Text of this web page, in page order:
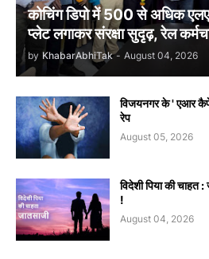
कोचिंग डिपो में 500 से अधिक
प्लेट लगाकर संरक्षा सुदृढ़, रेल
by KhabarAbhiTak - August 04, 2026
विजयनगर के ' एआर कैफे
रेप
August 05, 2026
विदेशी पिया की
!
August 04, 2026